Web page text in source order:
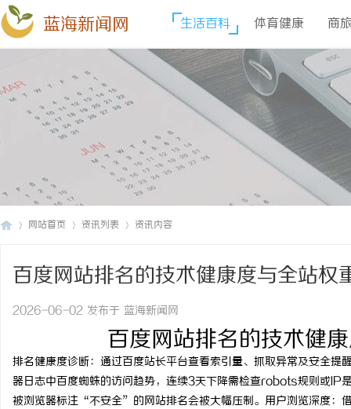
蓝海新闻网 生活百科 体育健康 商
网站首页 资讯列表 资讯内容
百度网站排名的技术健康度与全站权
2026-06-02 发布于 蓝海新闻网
百度网站排名的技术健
time： 2026-06-01
排名健康度诊断：通过百度站长平台查看索引量、抓取异常及安全
器日志中百度蜘蛛的访问趋势，连续3天下降需检查robots规则或
被浏览器标注“不安全”的网站排名会被大幅压制。用户浏览深度：